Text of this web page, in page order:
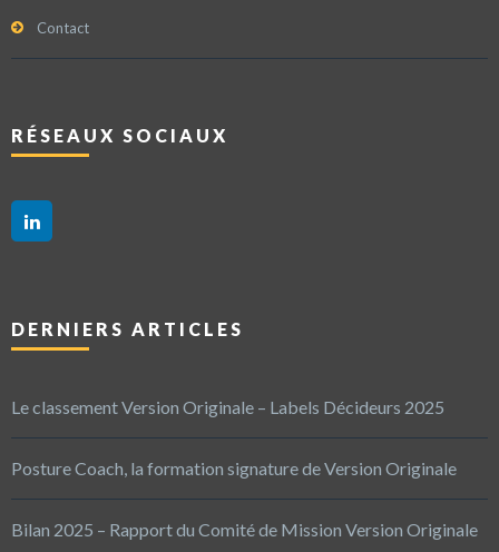
Contact
RÉSEAUX SOCIAUX
DERNIERS ARTICLES
Le classement Version Originale – Labels Décideurs 2025
Posture Coach, la formation signature de Version Originale
Bilan 2025 – Rapport du Comité de Mission Version Originale